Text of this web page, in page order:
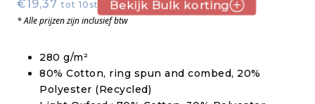
€19,37tot 10st. Bekijk Bulk korting
* Alle prijzen zijn inclusief btw
280 g/m²
80% Cotton, ring spun and combed, 20%
Polyester (Recycled)